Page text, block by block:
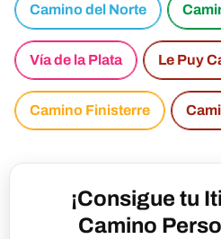
Camino del Norte
Vía de la Plata Le Puy
Camino Finisterre
¡Consigue tu
Camino